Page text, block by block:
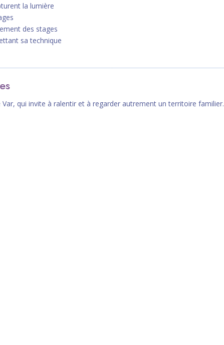
la lumière
des stages
sa technique
qui invite à ralentir et à regarder autrement un territoire familier.